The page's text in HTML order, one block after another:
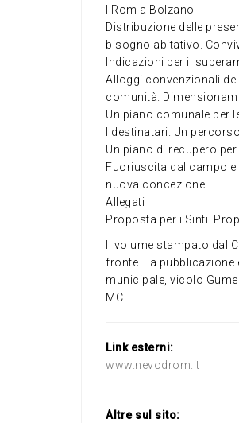
I Rom a Bolzano
Distribuzione delle
bisogno abitativo.
Indicazioni per il
Alloggi convenzionali
comunità.
Un piano comunale per
I destinatari. Un
Un piano di recupero
Fuoriuscita dal campo
nuova concezione
Allegati
Proposta per i Sinti.
Il volume stampato dal
fronte. La pubblicazione
municipale, vicolo
MC
Link esterni:
www.nevodrom.it
Altre sul sito: